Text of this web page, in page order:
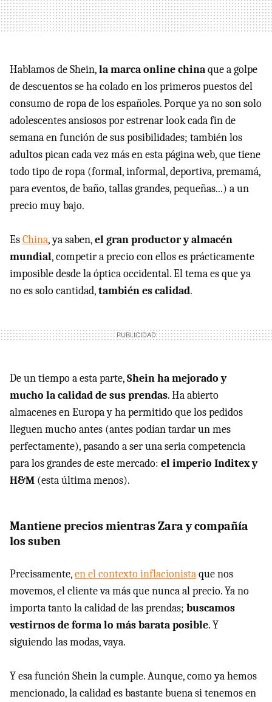
Hablamos de Shein,la marca online chinaque a golpe
de descuentos se ha colado en los primeros puestos del
consumo de ropa de los españoles. Porque ya no son solo
adolescentes ansiosos por estrenar look cada fin de
semana en función de sus posibilidades; también los
adultos pican cada vez más en esta página web, que tiene
todo tipo de ropa (formal, informal, deportiva, premamá,
para eventos, de baño, tallas grandes, pequeñas...) a un
precio muy bajo.
EsChina, ya saben,el gran productor y almacén
mundial, competir a precio con ellos es prácticamente
imposible desde la óptica occidental. El tema es que ya
no es solo cantidad,también es calidad.
De un tiempo a esta parte,Shein ha mejorado y
mucho la calidad de sus prendas. Ha abierto
almacenes en Europa y ha permitido que los pedidos
lleguen mucho antes (antes podían tardar un mes
perfectamente), pasando a ser una seria competencia
para los grandes de este mercado: el imperio Inditex y
H&M (esta última menos).
Mantiene precios mientras Zara y compañía
los suben
Precisamente,en el contexto inflacionistaque nos
movemos, el cliente va más que nunca al precio. Ya no
importa tanto la calidad de las prendas; buscamos
vestirnos de forma lo más barata posible. Y
siguiendo las modas, vaya.
Y esa función Shein la cumple. Aunque, como ya hemos
mencionado, la calidad es bastante buena si tenemos en